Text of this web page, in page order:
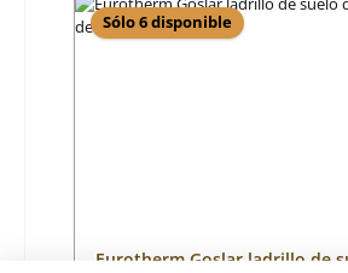
Sólo 6 disponible
Eurotherm Goslar ladrillo de